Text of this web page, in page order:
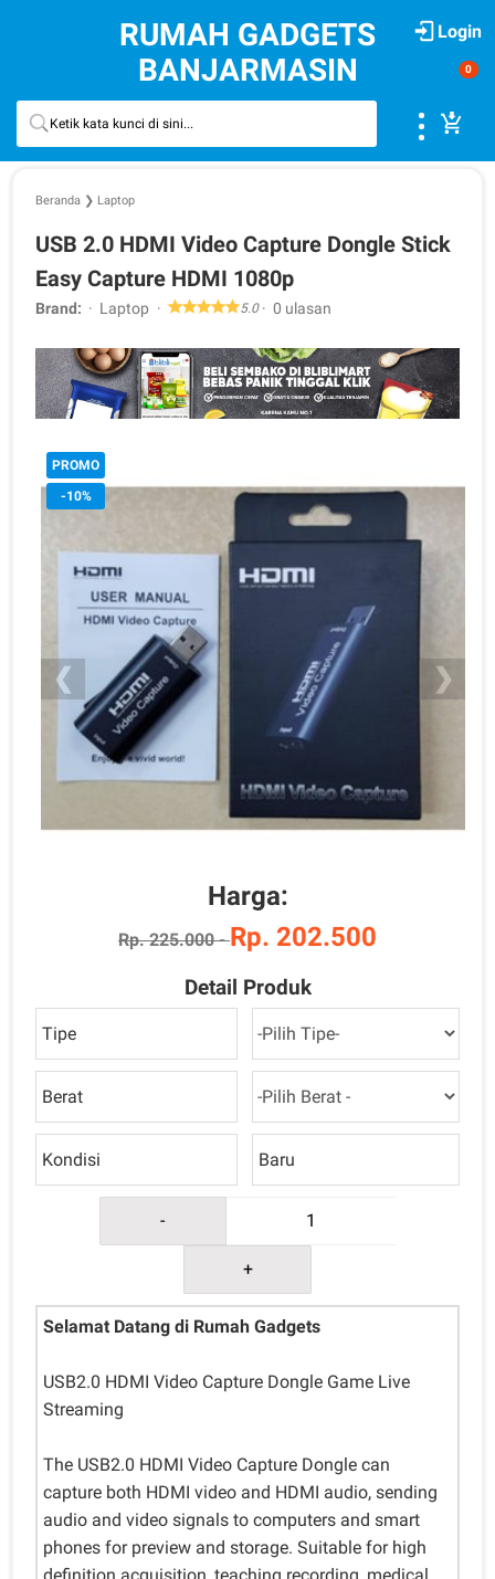
RUMAH GADGETS
BANJARMASIN
Login
0
Beranda ❯ Laptop
USB 2.0 HDMI Video Capture Dongle Stick
Easy Capture HDMI 1080p
Brand: Laptop 5.0 0 ulasan
PROMO
-10%
❮ ❯
Harga:
Rp. 225.000 -Rp. 202.500
Detail Produk
Tipe
Berat
Kondisi Baru
-
+
Selamat Datang di Rumah Gadgets
USB2.0 HDMI Video Capture Dongle Game Live
Streaming
The USB2.0 HDMI Video Capture Dongle can
capture both HDMI video and HDMI audio, sending
audio and video signals to computers and smart
phones for preview and storage. Suitable for high